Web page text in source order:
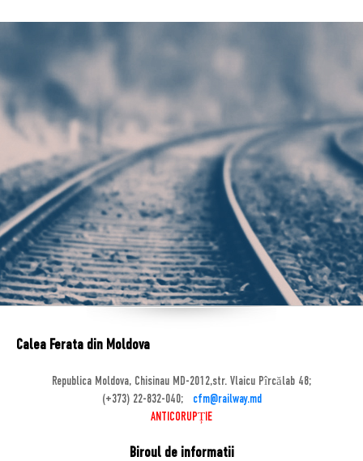
Calea Ferata din Moldova
Republica Moldova, Chisinau MD-2012,str. Vlaicu Pîrcălab 48;
(+373) 22-832-040;
cfm@railway.md
ANTICORUPȚIE
Biroul de informatii